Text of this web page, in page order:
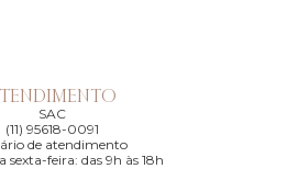
SAC
(11) 95618-0091
de atendimento
sexta-feira: das 9h às 18h